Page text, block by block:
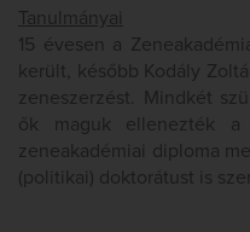
Tanulmányai
15 évesen a
került, később Kodály
zeneszerzést. Mindkét
ők maguk ellenezték a
zeneakadémiai diploma
(politikai) doktorátust is